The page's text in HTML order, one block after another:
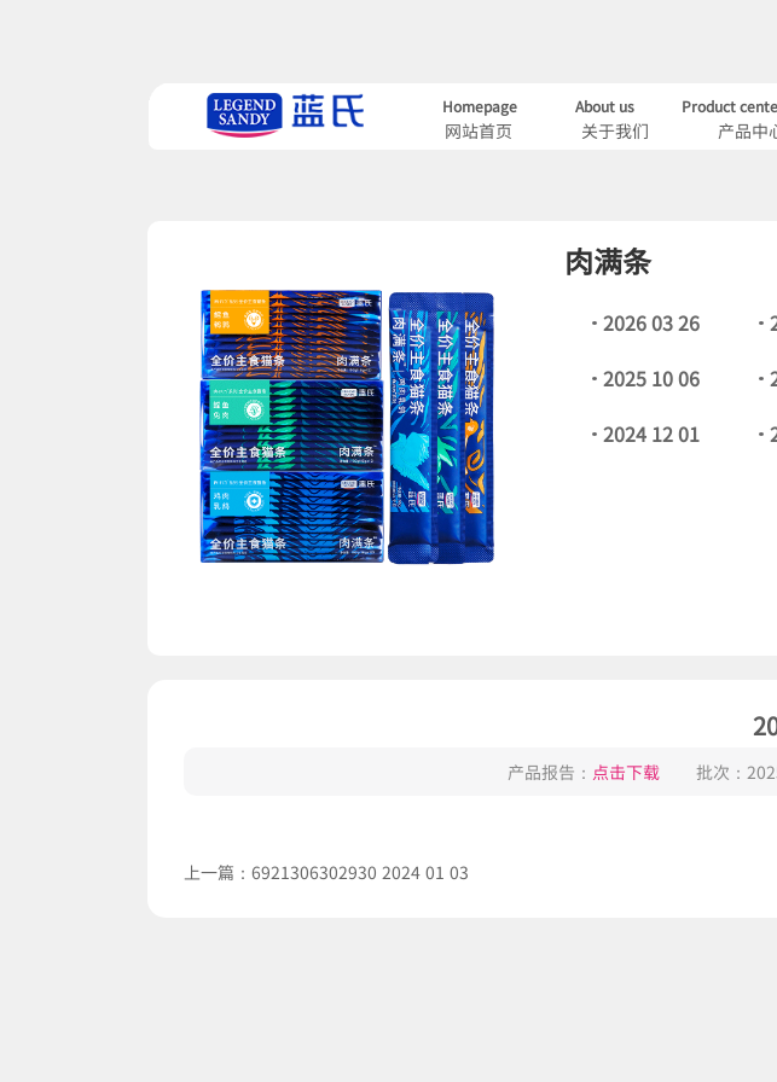
Homepage About us Product
网站首页 关于我们 产品中
肉满条
2026 03 26
2025 10 06
2024 12 01
产品报告： 点击下载 批次：
上一篇： 6921306302930 2024 01 03